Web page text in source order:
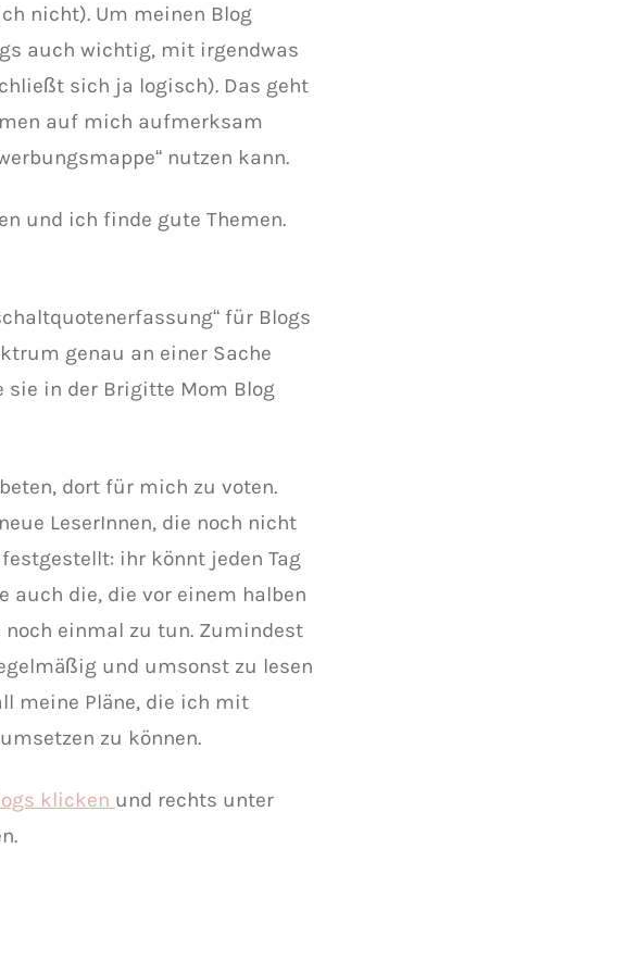
nicht). Um meinen Blog
auch wichtig, mit irgendwas
sich ja logisch). Das geht
auf mich aufmerksam
nutzen kann.
und ich finde gute Themen.
für Blogs
genau an einer Sache
sie in der Brigitte Mom Blog
dort für mich zu voten.
LeserInnen, die noch nicht
ihr könnt jeden Tag
auch die, die vor einem halben
einmal zu tun. Zumindest
und umsonst zu lesen
meine Pläne, die ich mit
zu können.
klicken und rechts unter